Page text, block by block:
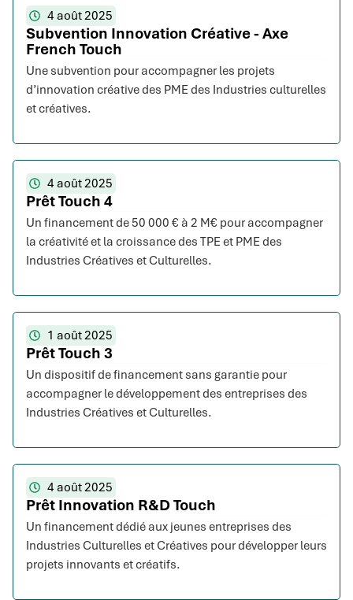
4 août 2025
Subvention Innovation Créative - Axe
French Touch
Une subvention pour accompagner les projets
d’innovation créative des PME des Industries culturelles
et créatives.
4 août 2025
Prêt Touch 4
Un financement de 50 000 € à 2 M€ pour accompagner
la créativité et la croissance des TPE et PME des
Industries Créatives et Culturelles.
1 août 2025
Prêt Touch 3
Un dispositif de financement sans garantie pour
accompagner le développement des entreprises des
Industries Créatives et Culturelles.
4 août 2025
Prêt Innovation R&D Touch
Un financement dédié aux jeunes entreprises des
Industries Culturelles et Créatives pour développer leurs
projets innovants et créatifs.